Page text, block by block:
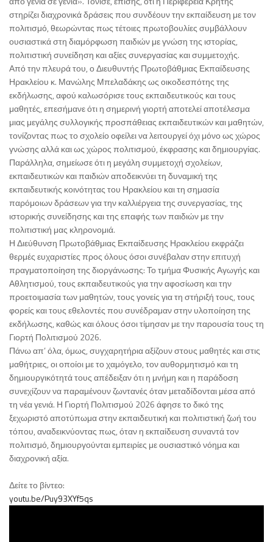
στηρίζει διαχρονικά δράσεις που συνδέουν την εκπαίδευση με τον
πολιτισμό, θεωρώντας πως τέτοιες πρωτοβουλίες συμβάλλουν
ουσιαστικά στη διαμόρφωση παιδιών με γνώση της ιστορίας,
πολιτιστική συνείδηση και αξίες συνεργασίας και συμμετοχής.
Από την πλευρά του, ο Διευθυντής Πρωτοβάθμιας Εκπαίδευσης
Ηρακλείου κ. Μανώλης Μπελαδάκης ως οικοδεσπότης της
εκδήλωσης, αφού καλωσόρισε τους εκπαιδευτικούς και τους
μαθητές, επεσήμανε ότι η σημερινή γιορτή αποτελεί αποτέλεσμα
μιας μεγάλης συλλογικής προσπάθειας εκπαιδευτικών και μαθητών,
τονίζοντας πως το σχολείο οφείλει να λειτουργεί όχι μόνο ως χώρος
γνώσης αλλά και ως χώρος πολιτισμού, έκφρασης και δημιουργίας.
Παράλληλα, σημείωσε ότι η μεγάλη συμμετοχή σχολείων,
εκπαιδευτικών και παιδιών αποδεικνύει τη δυναμική της
εκπαιδευτικής κοινότητας του Ηρακλείου και τη σημασία
παρόμοιων δράσεων για την καλλιέργεια της συνεργασίας, της
ιστορικής συνείδησης και της επαφής των παιδιών με την
πολιτιστική μας κληρονομιά.
Η Διεύθυνση Πρωτοβάθμιας Εκπαίδευσης Ηρακλείου εκφράζει
θερμές ευχαριστίες προς όλους όσοι συνέβαλαν στην επιτυχή
πραγματοποίηση της διοργάνωσης: Το τμήμα Φυσικής Αγωγής και
Αθλητισμού, τους εκπαιδευτικούς για την αφοσίωση και την
προετοιμασία των μαθητών, τους γονείς για τη στήριξή τους, τους
φορείς και τους εθελοντές που συνέδραμαν στην υλοποίηση της
εκδήλωσης, καθώς και όλους όσοι τίμησαν με την παρουσία τους τη
Γιορτή Πολιτισμού 2026.
Πάνω απ’ όλα, όμως, συγχαρητήρια αξίζουν στους μαθητές και στις
μαθήτριες, οι οποίοι με το χαμόγελο, τον αυθορμητισμό και τη
δημιουργικότητά τους απέδειξαν ότι η μνήμη και η παράδοση
συνεχίζουν να παραμένουν ζωντανές όταν μεταδίδονται μέσα από
τη νέα γενιά. Η Γιορτή Πολιτισμού 2026 άφησε το δικό της
ξεχωριστό αποτύπωμα στην εκπαιδευτική και πολιτιστική ζωή του
τόπου, αναδεικνύοντας πως, όταν η εκπαίδευση συναντά τον
πολιτισμό, δημιουργούνται εμπειρίες με ουσιαστικό νόημα και
διαχρονική αξία.
Δείτε το βίντεο:
youtu.be/Puy93XYf5qs